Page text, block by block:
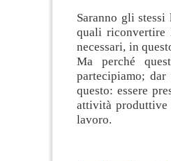
Saranno gli
quali
necessari, in
Ma perché
partecipiamo;
questo: essere
attività
lavoro.